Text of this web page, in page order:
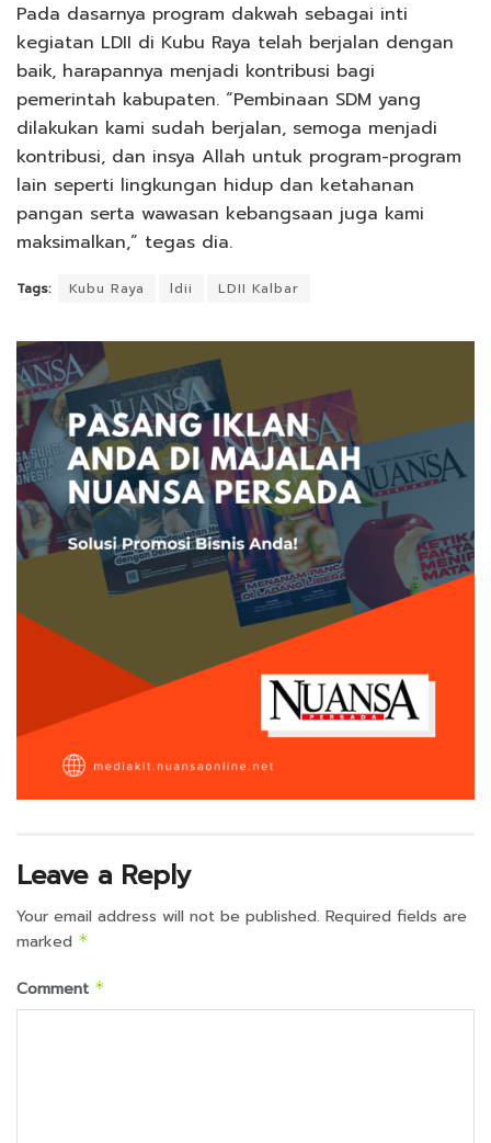
Pada dasarnya program dakwah sebagai inti
kegiatan LDII di Kubu Raya telah berjalan dengan
baik, harapannya menjadi kontribusi bagi
pemerintah kabupaten. “Pembinaan SDM yang
dilakukan kami sudah berjalan, semoga menjadi
kontribusi, dan insya Allah untuk program-program
lain seperti lingkungan hidup dan ketahanan
pangan serta wawasan kebangsaan juga kami
maksimalkan,” tegas dia.
Tags: Kubu Raya ldii LDII Kalbar
Leave a Reply
Your email address will not be published. Required fields are
marked *
Comment *